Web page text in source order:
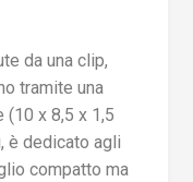
da una clip,
tramite una
(10 x 8,5 x 1,5
è dedicato agli
compatto ma